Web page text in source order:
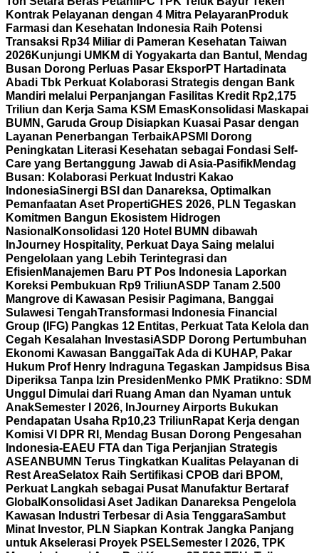
Kontrak Pelayanan dengan 4 Mitra Pelayaran Produk
Farmasi dan Kesehatan Indonesia Raih Potensi
Transaksi Rp34 Miliar di Pameran Kesehatan Taiwan
2026Kunjungi UMKM di Yogyakarta dan Bantul, Mendag
Busan Dorong Perluas Pasar EksporPT Hartadinata
Abadi Tbk Perkuat Kolaborasi Strategis dengan Bank
Mandiri melalui Perpanjangan Fasilitas Kredit Rp2,175
Triliun dan Kerja Sama KSM EmasKonsolidasi Maskapai
BUMN, Garuda Group Disiapkan Kuasai Pasar dengan
Layanan Penerbangan TerbaikAPSMI Dorong
Peningkatan Literasi Kesehatan sebagai Fondasi Self-
Care yang Bertanggung Jawab di Asia-PasifikMendag
Busan: Kolaborasi Perkuat Industri Kakao
IndonesiaSinergi BSI dan Danareksa, Optimalkan
Pemanfaatan Aset PropertiGHES 2026, PLN Tegaskan
Komitmen Bangun Ekosistem Hidrogen
Nasional Konsolidasi 120 Hotel BUMN dibawah
InJourney Hospitality, Perkuat Daya Saing melalui
Pengelolaan yang Lebih Terintegrasi dan
Efisien Manajemen Baru PT Pos Indonesia Laporkan
Koreksi Pembukuan Rp9 TriliunASDP Tanam 2.500
Mangrove di Kawasan Pesisir Pagimana, Banggai
Sulawesi TengahTransformasi Indonesia Financial
Group (IFG) Pangkas 12 Entitas, Perkuat Tata Kelola dan
Cegah Kesalahan InvestasiASDP Dorong Pertumbuhan
Ekonomi Kawasan BanggaiTak Ada di KUHAP, Pakar
Hukum Prof Henry Indraguna Tegaskan Jampidsus Bisa
Diperiksa Tanpa Izin Presiden Menko PMK Pratikno: SDM
Unggul Dimulai dari Ruang Aman dan Nyaman untuk
AnakSemester I 2026, InJourney Airports Bukukan
Pendapatan Usaha Rp10,23 Triliun Rapat Kerja dengan
Komisi VI DPR RI, Mendag Busan Dorong Pengesahan
Indonesia-EAEU FTA dan Tiga Perjanjian Strategis
ASEAN BUMN Terus Tingkatkan Kualitas Pelayanan di
Rest AreaSelatox Raih Sertifikasi CPOB dari BPOM,
Perkuat Langkah sebagai Pusat Manufaktur Bertaraf
Global Konsolidasi Aset Jadikan Danareksa Pengelola
Kawasan Industri Terbesar di Asia TenggaraSambut
Minat Investor, PLN Siapkan Kontrak Jangka Panjang
untuk Akselerasi Proyek PSELSemester I 2026, TPK